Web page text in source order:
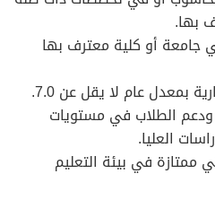
بها.
3 سنوات في جامعة أو كلية معترف بها
ودعم الطلاب في مستويات
العليا.
في بيئة التعليم